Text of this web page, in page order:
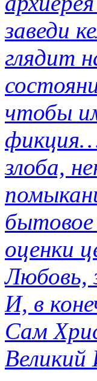
заведи
глядит
чтобы
злоба,
оценки
Любовь,
И, в
Сам